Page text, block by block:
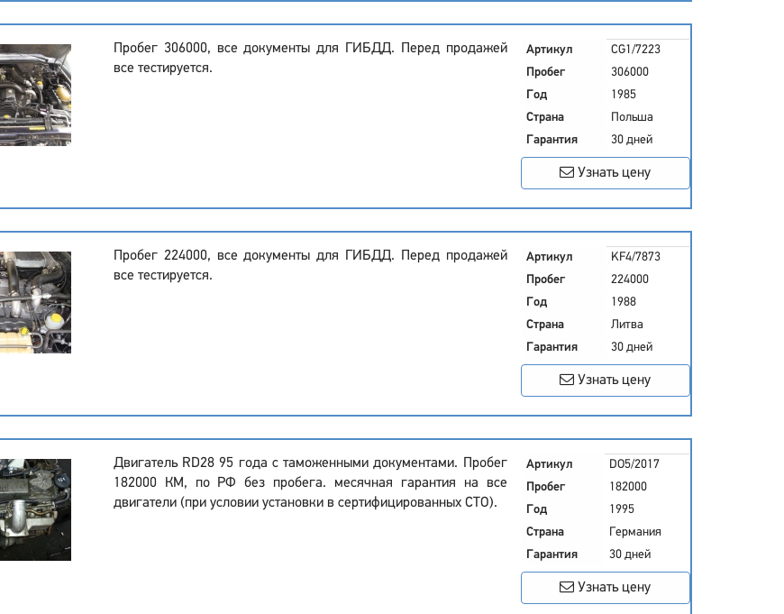
Пробег 306000, все документы для ГИБДД. Перед продажей
все тестируется.
Артикул
CG1/7223
Пробег
306000
Год
1985
Страна
Польша
Гарантия
30 дней
Узнать цену
Пробег 224000, все документы для ГИБДД. Перед продажей
все тестируется.
Артикул
KF4/7873
Пробег
224000
Год
1988
Страна
Литва
Гарантия
30 дней
Узнать цену
Двигатель RD28 95 года с таможенными документами. Пробег
182000 КМ, по РФ без пробега. месячная гарантия на все
двигатели (при условии установки в сертифицированных СТО).
Артикул
DO5/2017
Пробег
182000
Год
1995
Страна
Германия
Гарантия
30 дней
Узнать цену